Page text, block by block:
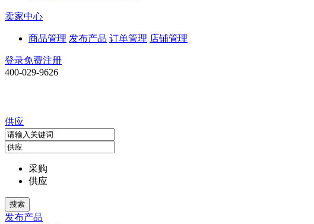
卖家中心
商品管理 发布产品 订单管理 店铺管理
登录免费注册
400-029-9626
供应
采购
供应
发布产品